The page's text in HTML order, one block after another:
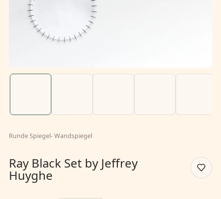
Runde Spiegel-Wandspiegel
Ray Black Set by Jeffrey
Huyghe